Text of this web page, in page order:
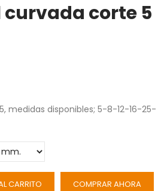
curvada corte 5
medidas disponibles; 5-8-12-16-25-
CARRITO COMPRAR AHORA